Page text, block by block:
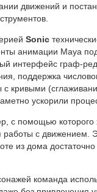
движений и
Sonic
анимации Maya
интерфейс граф-
поддержка
кривыми
ускорили
с помощью которого
работы с движением.
из дома
команда